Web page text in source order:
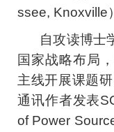
ssee, Knoxville
自攻读博士
国家战略布局
主线开展课题
通讯作者发表
of Power